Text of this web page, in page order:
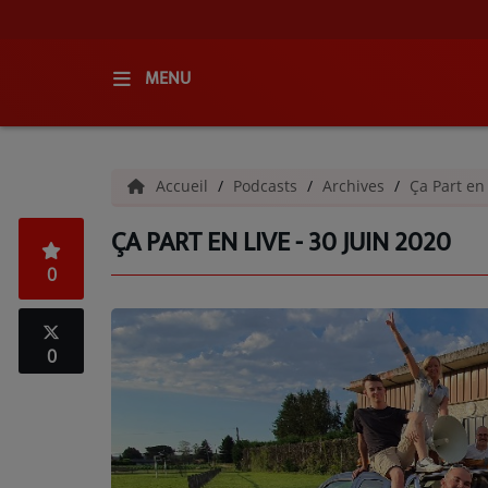
MENU
QUI SOMMES-NOUS ?
GRILLE DES PROGRAMMES
C'ÉTAIT QUOI CE TITRE ?
Accueil Podcasts Archives Ça Part
ÇA PART EN LIVE - 30 JUIN 2020
0
0